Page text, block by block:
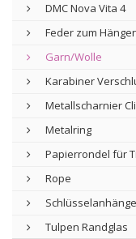
DMC Nova Vita 4
Feder zum
Garn/Wolle
Karabiner
Metallscharnier
Metalring
Papierrondel für
Rope
Tulpen Randglas